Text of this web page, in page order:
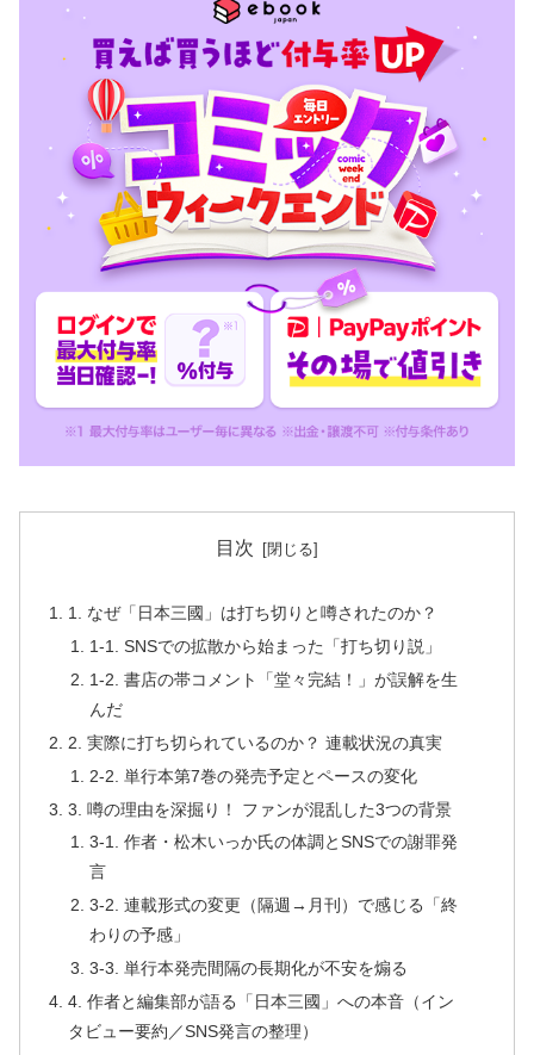
目次
1. なぜ「日本三國」は打ち切りと噂されたのか？
1-1. SNSでの拡散から始まった「打ち切り説」
1-2. 書店の帯コメント「堂々完結！」が誤解を生
んだ
2. 実際に打ち切られているのか？ 連載状況の真実
2-2. 単行本第7巻の発売予定とペースの変化
3. 噂の理由を深掘り！ ファンが混乱した3つの背景
3-1. 作者・松木いっか氏の体調とSNSでの謝罪発
言
3-2. 連載形式の変更（隔週→月刊）で感じる「終
わりの予感」
3-3. 単行本発売間隔の長期化が不安を煽る
4. 作者と編集部が語る「日本三國」への本音（イン
タビュー要約／SNS発言の整理）